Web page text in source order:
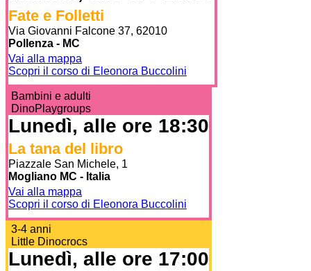
Fate e Folletti
Via Giovanni Falcone 37, 62010
Pollenza - MC
Vai alla mappa
Scopri il corso di Eleonora Buccolini
Bambini e adulti
DinoPlaygroups
Lunedì, alle ore 18:30
La tana del libro
Piazzale San Michele, 1
Mogliano MC - Italia
Vai alla mappa
Scopri il corso di Eleonora Buccolini
3-4 anni
Little Dinocrocs
Lunedì, alle ore 17:00